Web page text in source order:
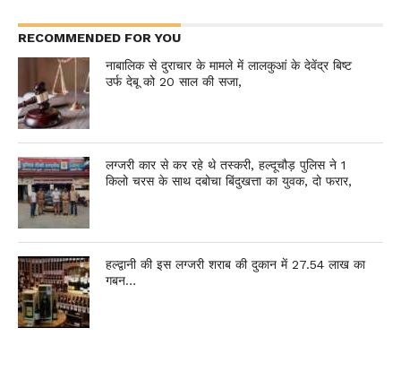
RECOMMENDED FOR YOU
नाबालिक से दुराचार के मामले में लालकुआं के देवेंद्र बिष्ट
उर्फ देबू को 20 साल की सजा,
लग्जरी कार से कर रहे थे तस्करी, हल्दूचौड़ पुलिस ने 1
किलो चरस के साथ दबोचा बिंदुखत्ता का युवक, दो फरार,
हल्द्वानी की इस लग्जरी शराब की दुकान में 27.54 लाख का
गबन…